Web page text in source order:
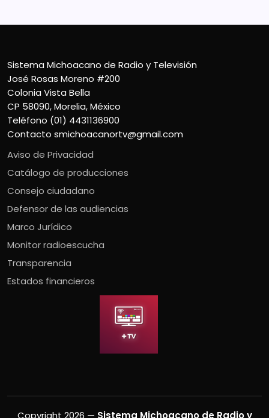
Sistema Michoacano de Radio y Televisión
José Rosas Moreno #200
Colonia Vista Bella
CP 58090, Morelia, México
Teléfono (01) 4431136900
Contacto smichoacanortv@gmail.com
Aviso de Privacidad
Catálogo de producciones
Consejo ciudadano
Defensor de las audiencias
Marco Jurídico
Monitor radioescucha
Transparencia
Estados financieros